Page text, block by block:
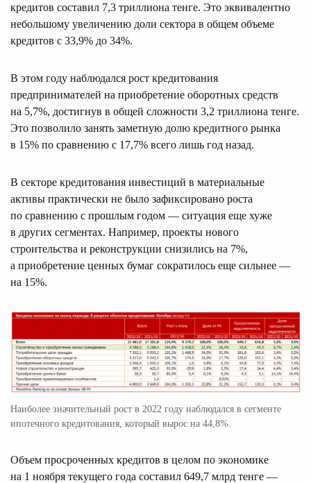
кредитов составил 7,3 триллиона тенге. Это эквивалентно
небольшому увеличению доли сектора в общем объеме
кредитов с 33,9% до 34%.
В этом году наблюдался рост кредитования
предпринимателей на приобретение оборотных средств
на 5,7%, достигнув в общей сложности 3,2 триллиона тенге.
Это позволило занять заметную долю кредитного рынка
в 15% по сравнению с 17,7% всего лишь год назад.
В секторе кредитования инвестиций в материальные
активы практически не было зафиксировано роста
по сравнению с прошлым годом — ситуация еще хуже
в других сегментах. Например, проекты нового
строительства и реконструкции снизились на 7%,
а приобретение ценных бумаг сократилось еще сильнее —
на 15%.
Наиболее значительный рост в 2022 году наблюдался в сегменте
ипотечного кредитования, который вырос на 44,8%.
Объем просроченных кредитов в целом по экономике
на 1 ноября текущего года составил 649,7 млрд тенге —